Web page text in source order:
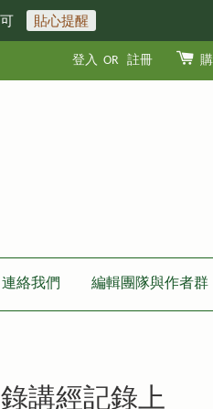
貼心提醒
登入 OR 註冊
連絡我們 編輯團隊與作者群
講經記錄上